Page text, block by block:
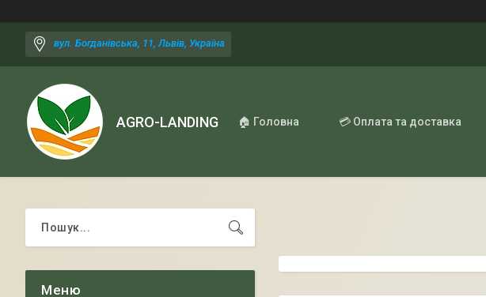
вул. Богданівська, 11, Львів, Україна
AGRO-LANDING 🏠 Головна 💳 Оплата та доставка